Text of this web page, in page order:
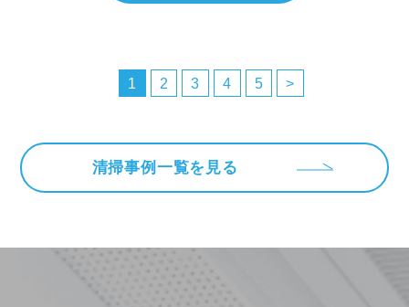
ペ
ジ
り
1 2 3 4 5 >
清掃事例一覧を見る